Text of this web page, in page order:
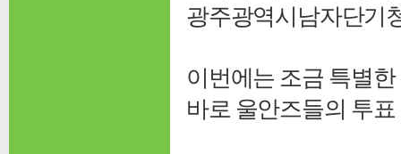
광주광역시남자단기
이번에는 조금 특별
바로 울안즈들의 투